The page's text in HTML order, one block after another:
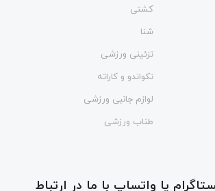
کشتی
شنا
تزئینی ورزشی
تکواندو و کاراته
لوازم جانبی ورزشی
طناب ورزشی
یا واتساپ با ما در ارتباط